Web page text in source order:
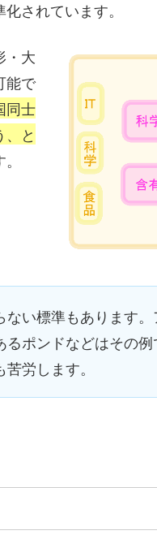
されています。
・大
能で
同士
と
い標準もあります
ポンドなどはその
労します。